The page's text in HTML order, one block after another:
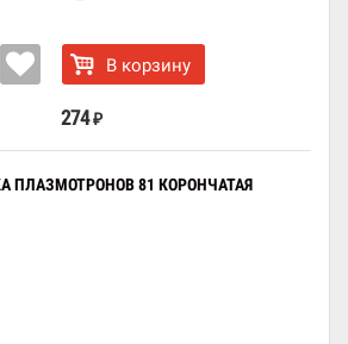
В корзину
274 ₽
ПЛАЗМОТРОНОВ 81 КОРОНЧАТАЯ